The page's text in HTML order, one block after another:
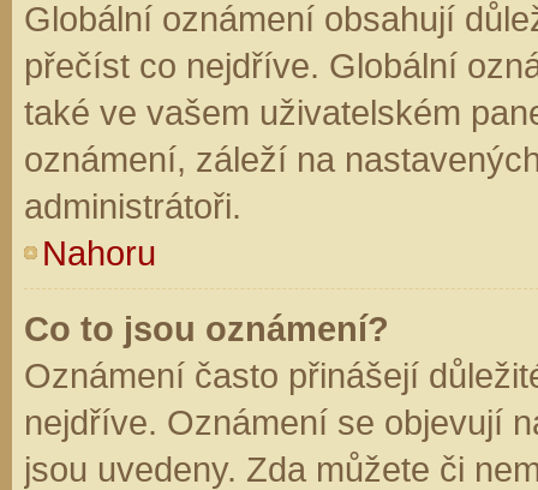
Globální oznámení obsahují
přečíst co nejdříve. Globální
také ve vašem uživatelském
oznámení, záleží na
administrátoři.
Nahoru
Co to jsou oznámení?
Oznámení často přinášejí
nejdříve. Oznámení se objevují
jsou uvedeny. Zda můžete či